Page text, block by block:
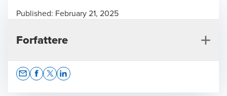
Published: February 21, 2025
Forfattere